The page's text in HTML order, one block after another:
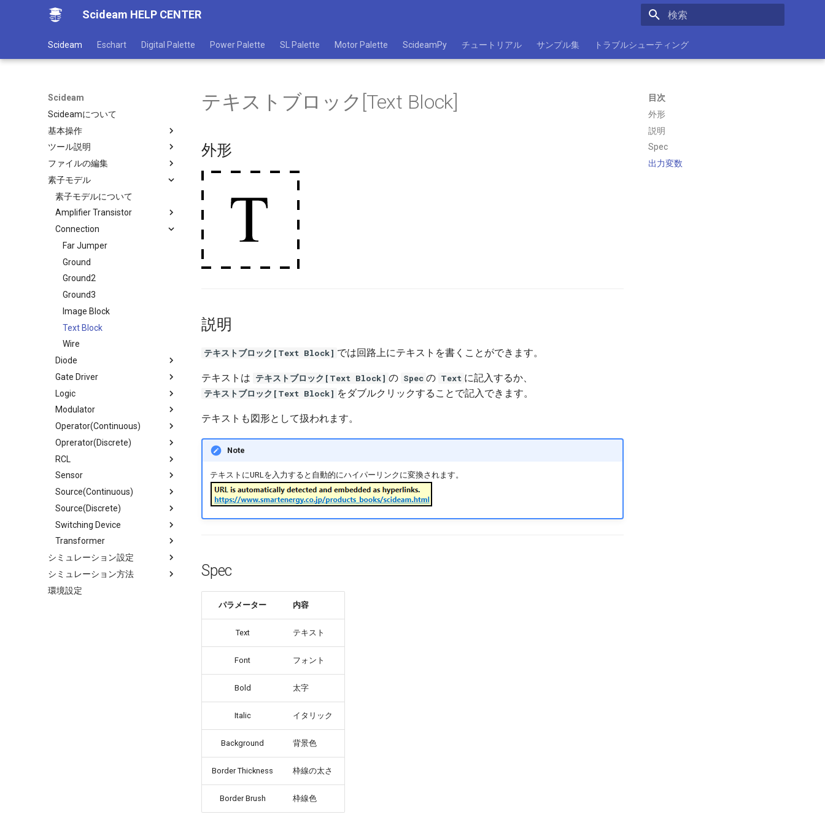
Scideam HELP CENTER
Scideam Eschart Digital Palette Power Palette SL Palette Motor Palette ScideamPy チュートリアル サンプル集 トラブルシューティング
Scideam
Scideamについて
基本操作
機能概要
ファイルメニュー
ウインドウの表示
ウインドウの操作
ヘルプメニュー
キーボード・マウス操作一覧
回路エディタ
アプリ情報と設定
ツール説明
ツールについて
CVTビューワー
インスペクター
ヒストリー
State Viewer
パレット
Circuit Browser
SeriesList
Get Started
CCTracer
ファイルの編集
グローバル変数
ルックアップテーブル
スクリプトファイル
SLCスクリプトファイル
素子モデル
素子モデルについて
Amplifier Transistor
Nch MOSFET
NPN Transistor
Pch MOSFET
PNP Transistor
Connection
Far Jumper
Ground
Ground2
Ground3
Image Block
Text Block
Wire
Diode
3phase Diode Bridge
Diode
Diode Bridge
Photo Coupler
Shunt Regulator
Thyristor
Zener
Gate Driver
Gate Driver
Gate Driver 3Phase PWM
Gate Driver 3Phase Signal
Gate Driver1
Gate Isolator
Logic
Bool
D-FF
JK-FF
Logic
Not
T-FF
Modulator
DPM
PWM
SFM
Operator(Continuous)
Comparator
Delay Pulse
Differentiator
Ideal Operational Amplifer
Integrator
Latch
Limiter
Operational Amplifer
PID
Pulse Counter
Oprerator(Discrete)
Arithmetic
Function
Table
RCL
Capacitor
Inductor
Resistor
Saturation Inductor
Sensor
3Phase Delta Voltage Sensor
3Phase I/V Sensor
3Phase Star Voltage Sensor
Current Probe
I/I Converter
I/V Converter
Isolation Amplifier
Source(Continuous)
AC Sweep
Pulse
Ramp
Saw Tooth
Smooth AC Voltage Source
Slope
Source(Discrete)
3Phase Voltage
AC Current Source
AC Voltage Source
DC Current Source
DC Voltage Source
Switching Device
PWM Switch
Switch
Transformer
D-D Transformer
Transformer
Transformer(Mutual)
シミュレーション設定
コンフィグエディタ
メイン周波数
シミュレーション方法
シミュレーションの手順
環境設定
目次
外形
説明
Spec
出力変数
テキストブロック[Text Block]
外形
説明
テキストブロック[Text Block] では回路上にテキストを書くことができます。
テキストは テキストブロック[Text Block] の Spec の Text に記入するか、
テキストブロック[Text Block] をダブルクリックすることで記入できます。
テキストも図形として扱われます。
Note
テキストにURLを入力すると自動的にハイパーリンクに変換されます。
Spec
パラメーター 内容
Text テキスト
Font フォント
Bold 太字
Italic イタリック
Background 背景色
Border Thickness 枠線の太さ
Border Brush 枠線色